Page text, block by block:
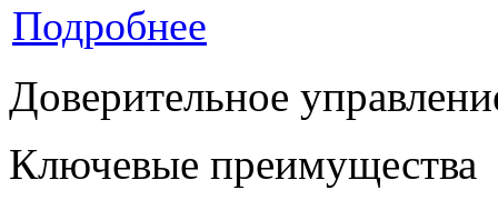
Подробнее
Доверительное
Ключевые преимущества